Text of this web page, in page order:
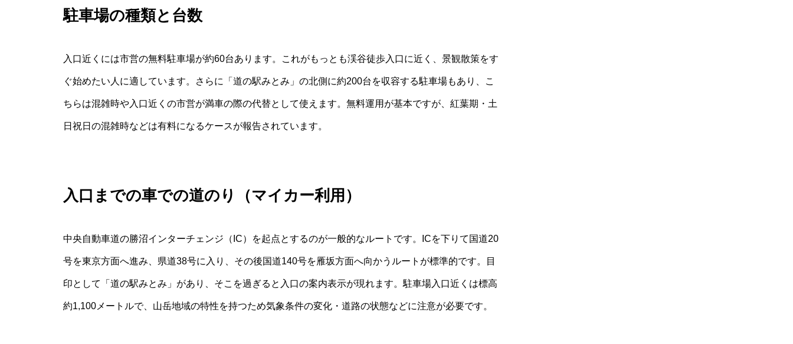
駐車場の種類と台数
入口近くには市営の無料駐車場が約60台あります。これがもっとも渓谷徒歩入口に近く、景観散策をす
ぐ始めたい人に適しています。さらに「道の駅みとみ」の北側に約200台を収容する駐車場もあり、こ
ちらは混雑時や入口近くの市営が満車の際の代替として使えます。無料運用が基本ですが、紅葉期・土
日祝日の混雑時などは有料になるケースが報告されています。
入口までの車での道のり（マイカー利用）
中央自動車道の勝沼インターチェンジ（IC）を起点とするのが一般的なルートです。ICを下りて国道20
号を東京方面へ進み、県道38号に入り、その後国道140号を雁坂方面へ向かうルートが標準的です。目
印として「道の駅みとみ」があり、そこを過ぎると入口の案内表示が現れます。駐車場入口近くは標高
約1,100メートルで、山岳地域の特性を持つため気象条件の変化・道路の状態などに注意が必要です。